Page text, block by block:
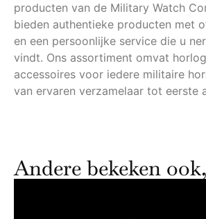
producten van de Military Watch
bieden authentieke producten met
en een persoonlijke service die u
vindt. Ons assortiment omvat
accessoires voor iedere militaire
van ervaren verzamelaar tot eerste
Andere bekeken